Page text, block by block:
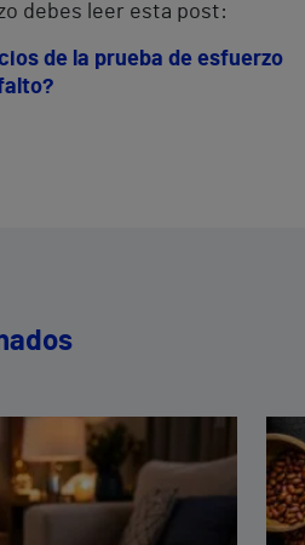
debes leer esta post:
de la prueba de esfuerzo